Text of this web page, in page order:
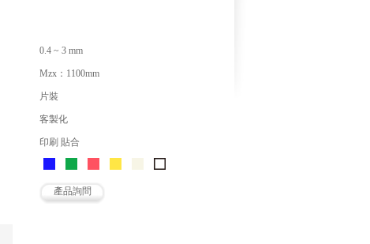
0.4 ~ 3 mm
Mzx：1100mm
片裝
客製化
印刷 貼合
產品詢問